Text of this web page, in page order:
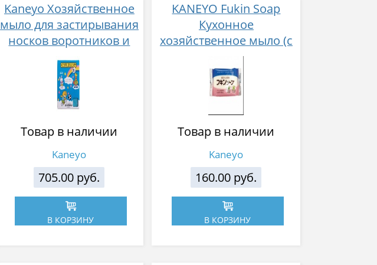
Kaneyo Хозяйственное
мыло для застирывания
носков воротников и
манжет 120 г х 2 шт
Товар в наличии
Kaneyo
705.00 руб.
В КОРЗИНУ
KANEYO Fukin Soap
Кухонное
хозяйственное мыло (с
мятой) 135 г
Товар в наличии
Kaneyo
160.00 руб.
В КОРЗИНУ